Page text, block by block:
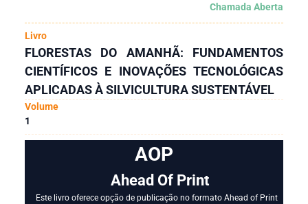
Chamada Aberta
Livro
FLORESTAS DO AMANHÃ: FUNDAMENTOS
CIENTÍFICOS E INOVAÇÕES TECNOLÓGICAS
APLICADAS À SILVICULTURA SUSTENTÁVEL
Volume
1
AOP
Ahead Of Print
Este livro oferece opção de publicação no formato Ahead of Print